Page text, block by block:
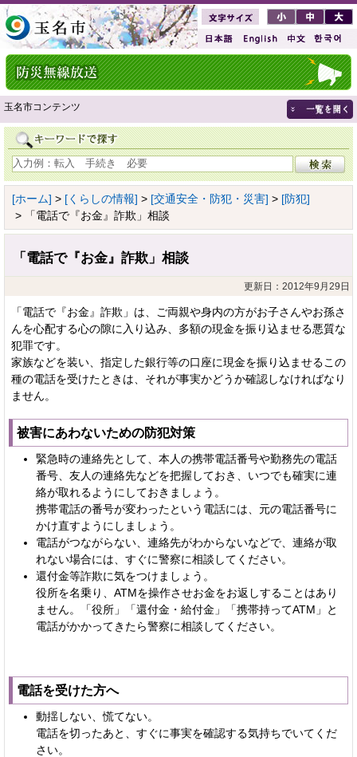
玉名市コンテンツ
[ホーム] > [くらしの情報] > [交通安全・防犯・災害] > [防犯]
> 「電話で『お金』詐欺」相談
「電話で『お金』詐欺」相談
更新日：2012年9月29日
「電話で『お金』詐欺」は、ご両親や身内の方がお子さんやお孫さ
んを心配する心の隙に入り込み、多額の現金を振り込ませる悪質な
犯罪です。
家族などを装い、指定した銀行等の口座に現金を振り込ませるこの
種の電話を受けたときは、それが事実かどうか確認しなければなり
ません。
被害にあわないための防犯対策
緊急時の連絡先として、本人の携帯電話番号や勤務先の電話
番号、友人の連絡先などを把握しておき、いつでも確実に連
絡が取れるようにしておきましょう。
携帯電話の番号が変わったという電話には、元の電話番号に
かけ直すようにしましょう。
電話がつながらない、連絡先がわからないなどで、連絡が取
れない場合には、すぐに警察に相談してください。
還付金等詐欺に気をつけましょう。
役所を名乗り、ATMを操作させお金をお返しすることはあり
ません。「役所」「還付金・給付金」「携帯持ってATM」と
電話がかかってきたら警察に相談してください。
電話を受けた方へ
動揺しない、慌てない。
電話を切ったあと、すぐに事実を確認する気持ちでいてくだ
さい。